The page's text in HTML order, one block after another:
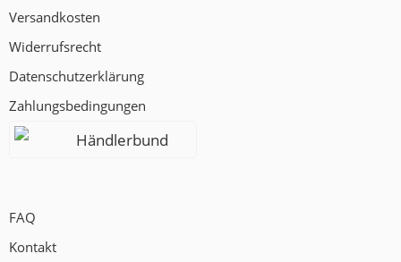
Versandkosten
Widerrufsrecht
Datenschutzerklärung
Zahlungsbedingungen
Händlerbund
FAQ
Kontakt